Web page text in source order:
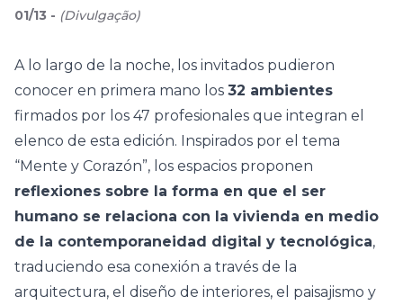
01/13 - (Divulgação)
A lo largo de la noche, los invitados pudieron
conocer en primera mano los 32 ambientes
firmados por los 47 profesionales que integran el
elenco de esta edición. Inspirados por el tema
“Mente y Corazón”, los espacios proponen
reflexiones sobre la forma en que el ser
humano se relaciona con la vivienda en medio
de la contemporaneidad digital y tecnológica,
traduciendo esa conexión a través de la
arquitectura, el diseño de interiores, el paisajismo y